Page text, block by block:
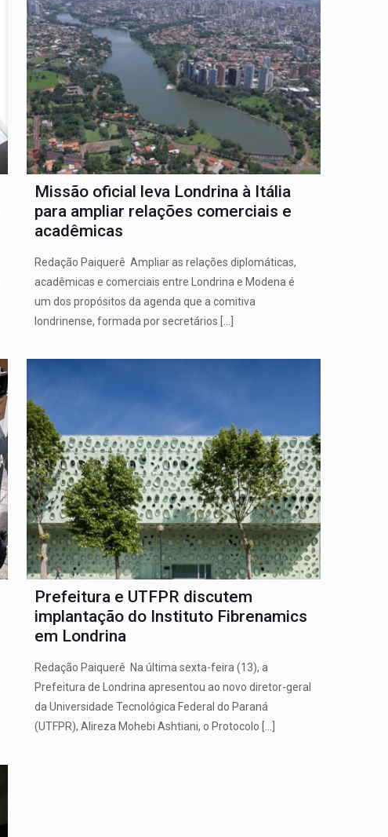
Missão oficial leva Londrina à Itália
para ampliar relações comerciais e
acadêmicas
Redação Paiquerê Ampliar as relações diplomáticas,
acadêmicas e comerciais entre Londrina e Modena é
um dos propósitos da agenda que a comitiva
londrinense, formada por secretários
Prefeitura e UTFPR discutem
implantação do Instituto Fibrenamics
em Londrina
Redação Paiquerê Na última sexta-feira (13), a
Prefeitura de Londrina apresentou ao novo diretor-geral
da Universidade Tecnológica Federal do Paraná
(UTFPR), Alireza Mohebi Ashtiani, o Protocolo